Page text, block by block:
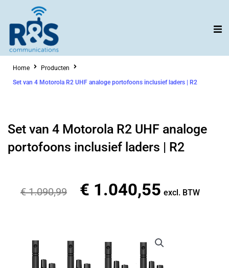
inhoud
Home
Producten
Set van 4 Motorola R2 UHF analoge portofoons inclusief laders | R2
Set van 4 Motorola R2 UHF analoge
portofoons inclusief laders | R2
€1.090,99
Oorspronkelijke
€ 1.040,55 Huidige
excl. BTW